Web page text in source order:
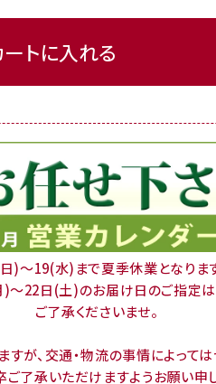
ートに入れる
)～19(水)まで夏季休業となります
～22日(土)のお届け日のご指定は
ご了承くださいませ。
すが、交通・物流の事情によって
了承いただけますようお願い申